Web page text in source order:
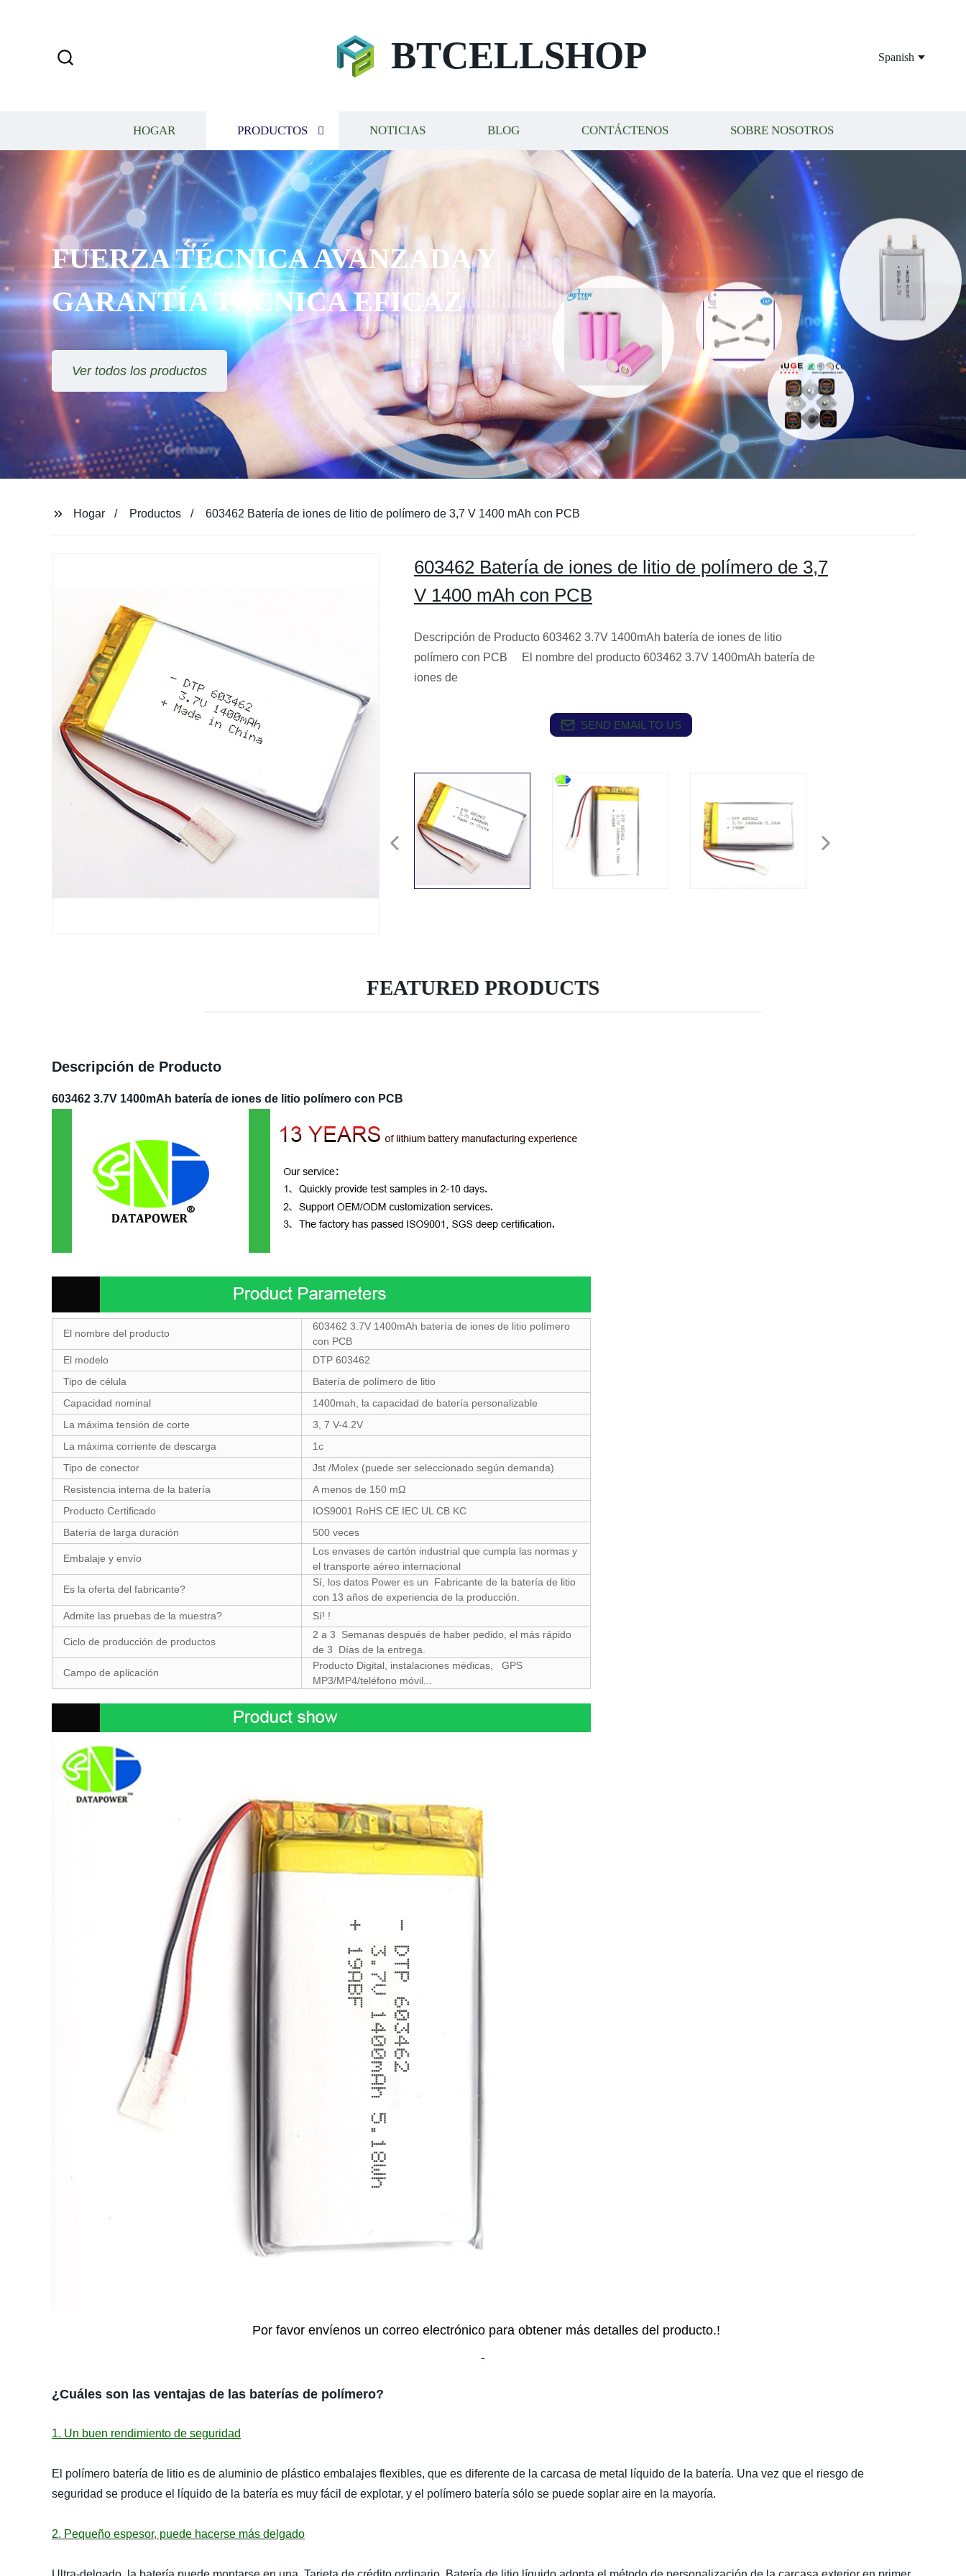
BTCELLSHOP Spanish
HOGAR PRODUCTOS NOTICIAS BLOG CONTÁCTENOS SOBRE NOSOTROS
Hogar Productos 603462 Batería de iones de litio de polímero de 3,7 V 1400 mAh con PCB
603462 Batería de iones de litio de polímero de 3,7
V 1400 mAh con PCB
Descripción de Producto 603462 3.7V 1400mAh batería de iones de litio
polímero con PCB El nombre del producto 603462 3.7V 1400mAh batería de
iones de
SEND EMAIL TO US
FEATURED PRODUCTS
Descripción de Producto
603462 3.7V 1400mAh batería de iones de litio polímero con PCB
El nombre del producto
603462 3.7V 1400mAh batería de iones de litio polímero
con PCB
El modelo
DTP 603462
Tipo de célula
Batería de polímero de litio
Capacidad nominal
1400mah, la capacidad de batería personalizable
La máxima tensión de corte
3, 7 V-4.2V
La máxima corriente de descarga
1c
Tipo de conector
Jst /Molex (puede ser seleccionado según demanda)
Resistencia interna de la batería
A menos de 150 mΩ
Producto Certificado
IOS9001 RoHS CE IEC UL CB KC
Batería de larga duración
500 veces
Embalaje y envío
Los envases de cartón industrial que cumpla las normas y
el transporte aéreo internacional
Es la oferta del fabricante?
Sí, los datos Power es un Fabricante de la batería de litio
con 13 años de experiencia de la producción.
Admite las pruebas de la muestra?
Sí! !
Ciclo de producción de productos
2 a 3 Semanas después de haber pedido, el más rápido
de 3 Días de la entrega.
Campo de aplicación
Producto Digital, instalaciones médicas, GPS
MP3/MP4/teléfono móvil...
Por favor envíenos un correo electrónico para obtener más detalles del producto.!
¿Cuáles son las ventajas de las baterías de polímero?
1. Un buen rendimiento de seguridad
El polímero batería de litio es de aluminio de plástico embalajes flexibles, que es diferente de la carcasa de metal líquido de la batería. Una vez que el riesgo de
seguridad se produce el líquido de la batería es muy fácil de explotar, y el polímero batería sólo se puede soplar aire en la mayoría.
2. Pequeño espesor, puede hacerse más delgado